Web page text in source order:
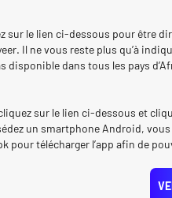
sur le lien ci-dessous pour être
Il ne vous reste plus qu’à
disponible dans tous les pays
sur le lien ci-dessous et
un smartphone Android,
pour télécharger l’app afin de